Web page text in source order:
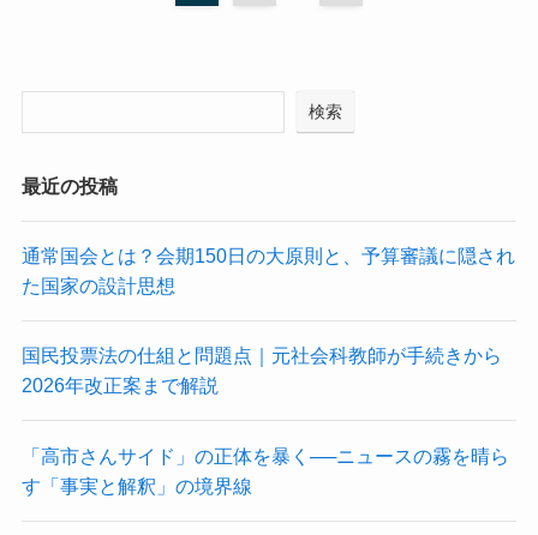
検索
最近の投稿
通常国会とは？会期150日の大原則と、予算審議に隠され
た国家の設計思想
国民投票法の仕組と問題点｜元社会科教師が手続きから
2026年改正案まで解説
「高市さんサイド」の正体を暴く──ニュースの霧を晴ら
す「事実と解釈」の境界線